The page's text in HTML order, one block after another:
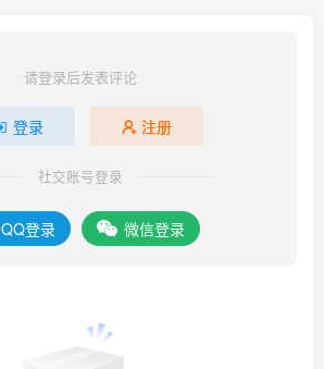
请登录后发表评论
登录 注册
社交账号登录
QQ登录 微信登录